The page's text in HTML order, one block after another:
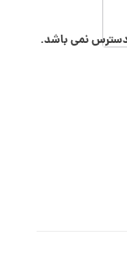
نمی باشد.